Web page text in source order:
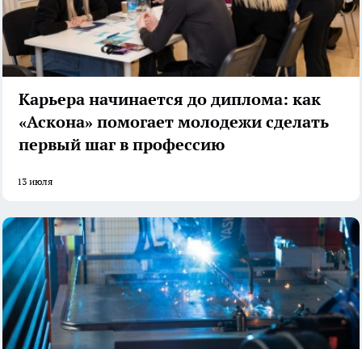
Карьера начинается до диплома: как
«Аскона» помогает молодежи сделать
первый шаг в профессию
13 июля